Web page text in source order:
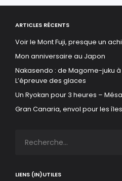
ARTICLES RÉCENTS
Voir le Mont Fuji, presque un
Mon anniversaire au Japon
Nakasendo : de Magome-juku
L’épreuve des glaces
Un Ryokan pour 3 heures –
Gran Canaria, envol pour les îles
LIENS (IN)UTILES